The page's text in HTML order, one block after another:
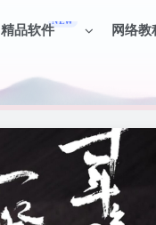
精品软件
NEW
网络教